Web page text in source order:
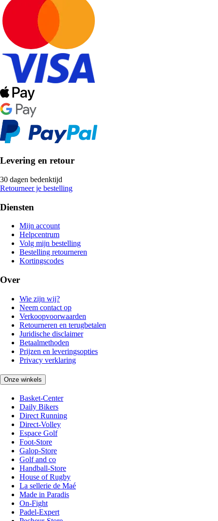
Levering en retour
30 dagen bedenktijd
Retourneer je bestelling
Diensten
Mijn account
Helpcentrum
Volg mijn bestelling
Bestelling retourneren
Kortingscodes
Over
Wie zijn wij?
Neem contact op
Verkoopvoorwaarden
Retourneren en terugbetalen
Juridische disclaimer
Betaalmethoden
Prijzen en leveringsopties
Privacy verklaring
Onze winkels
Basket-Center
Daily Bikers
Direct Running
Direct-Volley
Espace Golf
Foot-Store
Galop-Store
Golf and co
Handball-Store
House of Rugby
La sellerie de Maé
Made in Paradis
On-Fight
Padel-Expert